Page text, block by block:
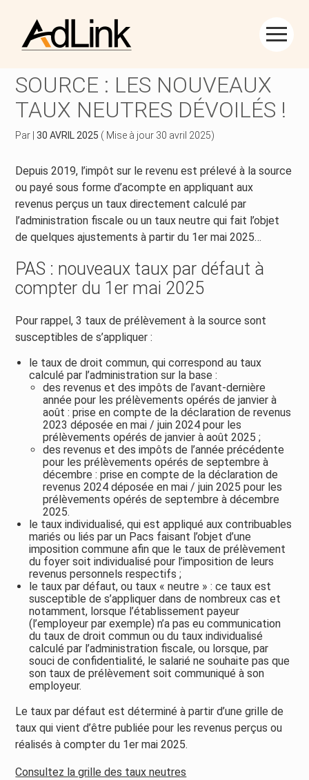
Aller
au
Créer et reprendre une activité
Développer votre entreprise
Construire votre patrimoine
Être prêt pour la facturation électronique
Piloter votre gestion
Gérer vos ressources humaines
Dématérialiser vos documents
SOURCE : LES NOUVEAUX
TAUX NEUTRES DÉVOILÉS !
Par |30 AVRIL 2025 ( Mise à jour 30 avril 2025)
Depuis 2019, l’impôt sur le revenu est prélevé à la source
ou payé sous forme d’acompte en appliquant aux
revenus perçus un taux directement calculé par
l’administration fiscale ou un taux neutre qui fait l’objet
de quelques ajustements à partir du 1er mai 2025…
PAS : nouveaux taux par défaut à
compter du 1er mai 2025
Pour rappel, 3 taux de prélèvement à la source sont
susceptibles de s’appliquer :
le taux de droit commun, qui correspond au taux
calculé par l’administration sur la base :
des revenus et des impôts de l’avant-dernière
année pour les prélèvements opérés de janvier à
août : prise en compte de la déclaration de revenus
2023 déposée en mai / juin 2024 pour les
prélèvements opérés de janvier à août 2025 ;
des revenus et des impôts de l’année précédente
pour les prélèvements opérés de septembre à
décembre : prise en compte de la déclaration de
revenus 2024 déposée en mai / juin 2025 pour les
prélèvements opérés de septembre à décembre
2025.
le taux individualisé, qui est appliqué aux contribuables
mariés ou liés par un Pacs faisant l’objet d’une
imposition commune afin que le taux de prélèvement
du foyer soit individualisé pour l’imposition de leurs
revenus personnels respectifs ;
le taux par défaut, ou taux « neutre » : ce taux est
susceptible de s’appliquer dans de nombreux cas et
notamment, lorsque l’établissement payeur
(l’employeur par exemple) n’a pas eu communication
du taux de droit commun ou du taux individualisé
calculé par l’administration fiscale, ou lorsque, par
souci de confidentialité, le salarié ne souhaite pas que
son taux de prélèvement soit communiqué à son
employeur.
Le taux par défaut est déterminé à partir d’une grille de
taux qui vient d’être publiée pour les revenus perçus ou
réalisés à compter du 1er mai 2025.
Consultez la grille des taux neutres